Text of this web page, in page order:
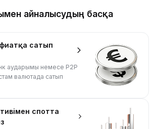
айналысудың басқа
фиатқа сатып
аударымы немесе P2P
валютада сатып
спотта